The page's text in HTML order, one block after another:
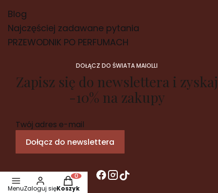
Blog
Najczęściej zadawane pytania
PRZEWODNIK PO PERFUMACH
DOŁĄCZ DO ŚWIATA MAIOLLI
Zapisz się do newslettera i zyskaj
-10% na zakupy
Twój adres e-mail
Dołącz do newslettera
MenuZaloguj się
Produkty w koszyku: 0. Zobacz szczegóły
Koszyk